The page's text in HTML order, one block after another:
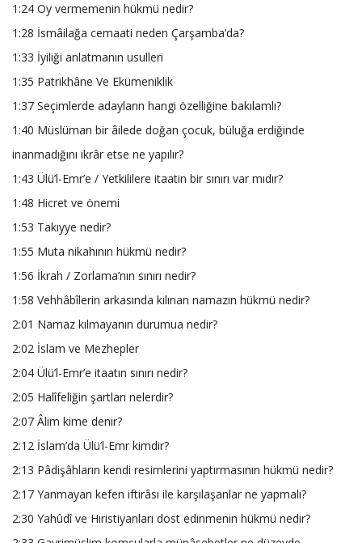
1:24 Oy vermemenin hükmü nedir?
1:28 İsmâilağa cemaati neden Çarşamba’da?
1:33 İyiliği anlatmanın usulleri
1:35 Patrikhâne Ve Ekümeniklik
1:37 Seçimlerde adayların hangi özelliğine bakılamlı?
1:40 Müslüman bir âilede doğan çocuk, büluğa erdiğinde
inanmadığını ikrâr etse ne yapılır?
1:43 Ülü’l-Emr’e / Yetkililere itaatin bir sınırı var mıdır?
1:48 Hicret ve önemi
1:53 Takıyye nedir?
1:55 Muta nikahının hükmü nedir?
1:56 İkrah / Zorlama’nın sınırı nedir?
1:58 Vehhâbîlerin arkasında kılınan namazın hükmü nedir?
2:01 Namaz kılmayanın durumua nedir?
2:02 İslam ve Mezhepler
2:04 Ülü’l-Emr’e itaatın sınırı nedir?
2:05 Halîfeliğin şartları nelerdir?
2:07 Âlim kime denir?
2:12 İslam’da Ülü’l-Emr kimdir?
2:13 Pâdişâhların kendi resimlerini yaptırmasının hükmü nedir?
2:17 Yanmayan kefen iftirâsı ile karşılaşanlar ne yapmalı?
2:30 Yahûdî ve Hıristiyanları dost edinmenin hükmü nedir?